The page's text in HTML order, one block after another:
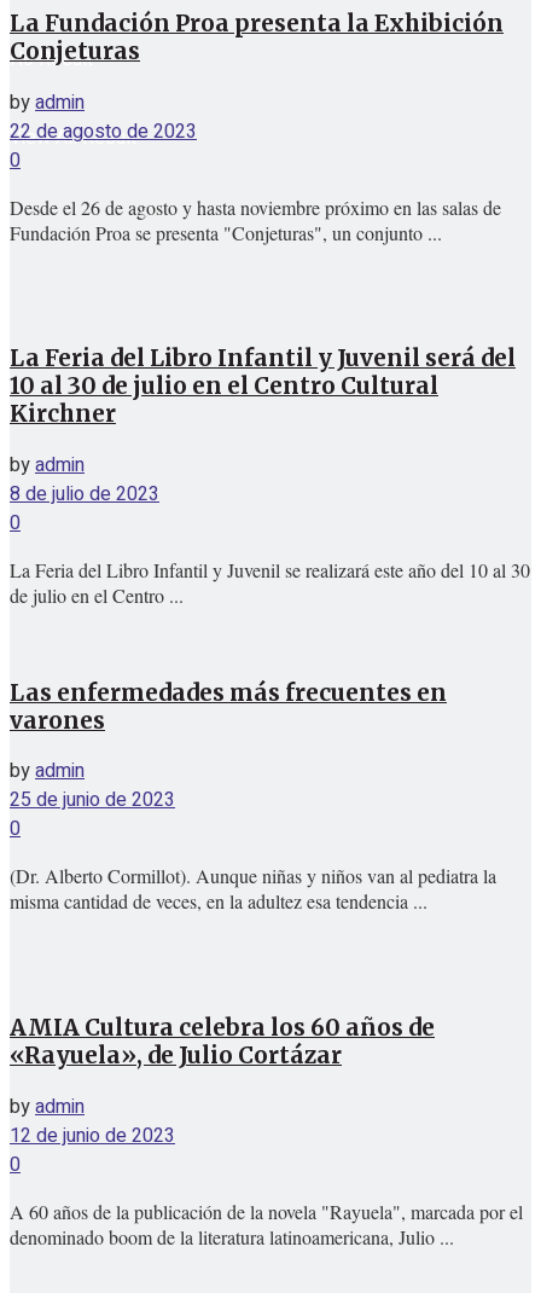
No Result
View All Result
La Fundación Proa presenta la Exhibición
Conjeturas
byadmin
22 de agosto de 2023
0
Desde el 26 de agosto y hasta noviembre próximo en las salas de
Fundación Proa se presenta "Conjeturas", un conjunto ...
La Feria del Libro Infantil y Juvenil será del
10 al 30 de julio en el Centro Cultural
Kirchner
byadmin
8 de julio de 2023
0
La Feria del Libro Infantil y Juvenil se realizará este año del 10 al 30
de julio en el Centro ...
Las enfermedades más frecuentes en
varones
byadmin
25 de junio de 2023
0
(Dr. Alberto Cormillot). Aunque niñas y niños van al pediatra la
misma cantidad de veces, en la adultez esa tendencia ...
AMIA Cultura celebra los 60 años de
«Rayuela», de Julio Cortázar
byadmin
12 de junio de 2023
0
A 60 años de la publicación de la novela "Rayuela", marcada por el
denominado boom de la literatura latinoamericana, Julio ...